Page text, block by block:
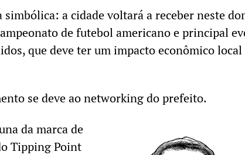
simbólica: a cidade voltará a receber neste
de futebol americano e principal
que deve ter um impacto econômico local
se deve ao networking do prefeito.
da marca de
Tipping Point